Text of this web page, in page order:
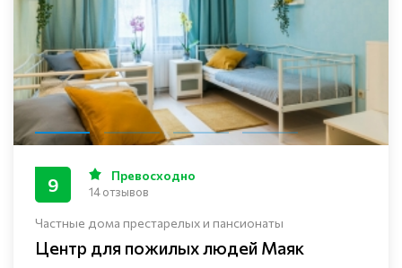
Частные дома престарелых и пансионаты
Центр для пожилых людей Маяк
9 Превосходно
14 отзывов